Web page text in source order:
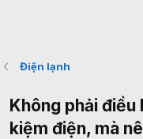
Điện lạnh
Không phải
kiệm điện, mà